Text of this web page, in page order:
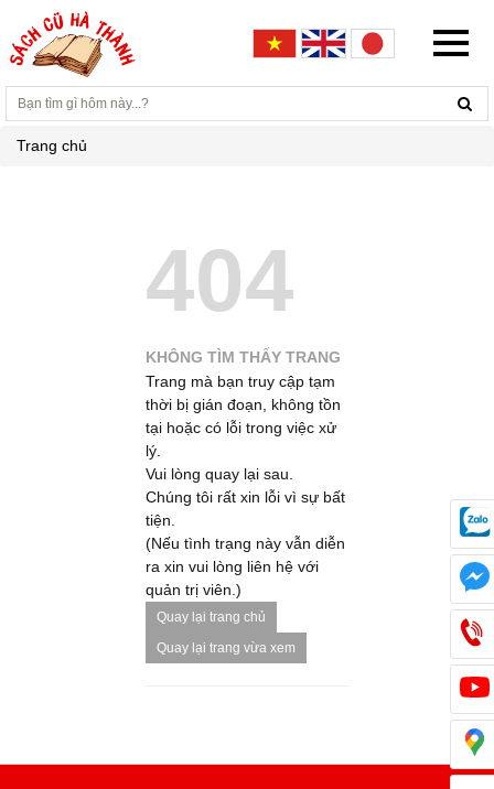
Trang chủ
404
KHÔNG TÌM THẤY TRANG
Trang mà bạn truy cập tạm
thời bị gián đoạn, không tồn
tại hoặc có lỗi trong việc xử
lý.
Vui lòng quay lại sau.
Chúng tôi rất xin lỗi vì sự bất
tiện.
(Nếu tình trạng này vẫn diễn
ra xin vui lòng liên hệ với
quản trị viên.)
Quay lại trang chủ
Quay lại trang vừa xem